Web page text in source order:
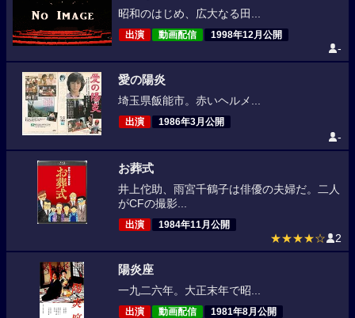
昭和のはじめ、広大なる田...
出演 動画配信 1998年12月公開
-
愛の陽炎
埼玉県飯能市。赤いヘルメ...
出演 1986年3月公開
-
お葬式
井上佗助、雨宮千鶴子は俳優の夫婦だ。二人
がCFの撮影...
出演 1984年11月公開
★★★★☆ 2
陽炎座
一九二六年。大正末年で昭...
出演 動画配信 1981年8月公開